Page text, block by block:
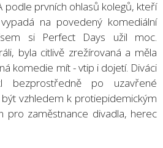
podle prvních ohlasů kolegů, kteří
na povedený komediální
si Perfect Days užil moc.
byla citlivě zrežírovaná a měla
komedie mít - vtip i dojetí. Diváci
bezprostředně po uzavřené
vzhledem k protiepidemickým
pro zaměstnance divadla, herec